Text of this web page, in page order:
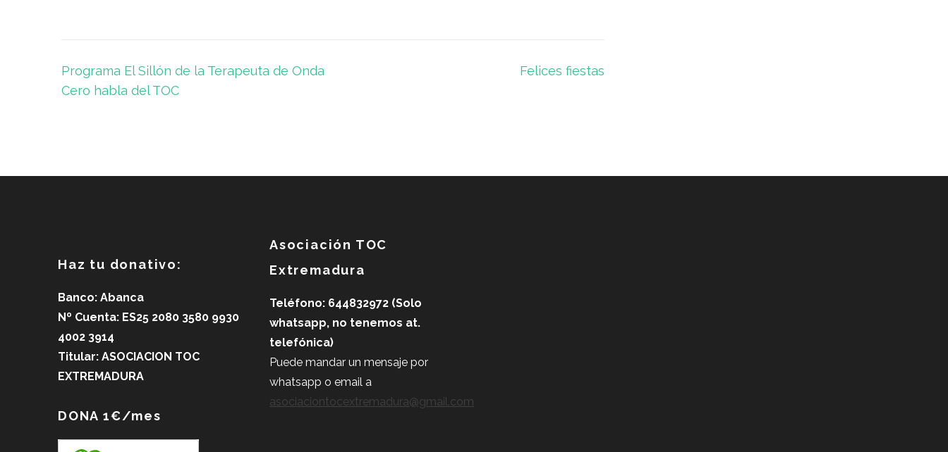
Navegación
de
Programa El Sillón de la Terapeuta de Onda
Cero habla del TOC
Felices fiestas
Haz tu donativo:
Banco: Abanca
Nº Cuenta: ES25 2080 3580 9930
4002 3914
Titular: ASOCIACION TOC
EXTREMADURA
DONA 1€/mes
Asociación TOC
Extremadura
Teléfono: 644832972 (Solo
whatsapp, no tenemos at.
telefónica)
Puede mandar un mensaje por
whatsapp o email a
asociaciontocextremadura@gmail.com